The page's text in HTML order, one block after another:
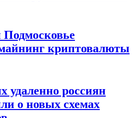
криптовалюты
удаленно россиян
о новых схемах